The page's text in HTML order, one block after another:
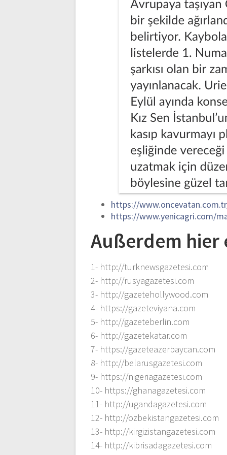
https://
https://www.yenicagri.com/
Außerdem hier
1- http://turknewsgazetesi.com
2- http://rusyagazetesi.com
3- http://gazetehollywood.com
4- https://gazeteviyana.com
5- http://gazeteberlin.com
6- http://gazetekatar.com
7- https://gazeteazerbaycan.com
8- http://belarusgazetesi.com
9- https://nigeriagazetesi.com
10- https://ghanagazetesi.com
11- http://ugandagazetesi.com
12- http://ozbekistangazetesi.com
13- http://kirgizistangazetesi.com
14- http://kibrisadagazetesi.com